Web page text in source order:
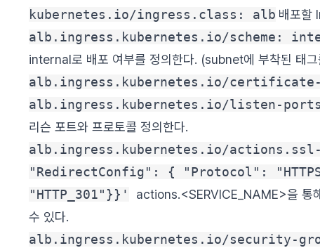
kubernetes.io/ingress.class: alb 배포할
alb.ingress.kubernetes.io/scheme:
internal로 배포 여부를 정의한다. (subnet에 부착된 태
alb.ingress.kubernetes.io/certificate-
alb.ingress.kubernetes.io/listen-
리슨 포트와 프로토콜 정의한다.
alb.ingress.kubernetes.io/
"RedirectConfig": { "Protocol":
"HTTP_301"}}'
actions.<SERVICE_NAME>을 통
수 있다.
alb.ingress.kubernetes.io/security-